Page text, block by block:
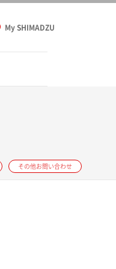
My SHIMADZU
その他お問い合わせ